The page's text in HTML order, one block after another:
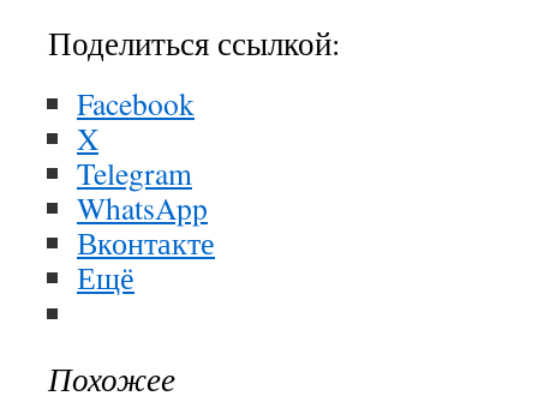
Поделиться ссылкой:
Facebook
X
Telegram
WhatsApp
Вконтакте
Ещё
Похожее